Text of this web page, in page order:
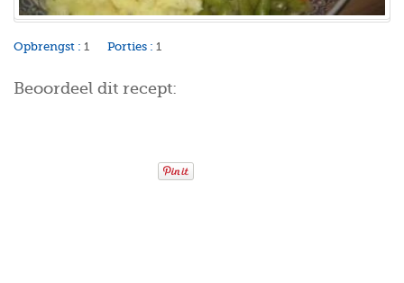
Opbrengst : 1 Porties : 1
Beoordeel dit recept: